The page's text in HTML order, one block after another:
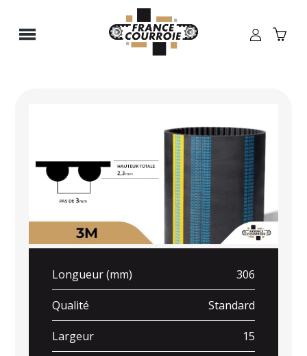
Longueur (mm) 306
Qualité Standard
Largeur 15
Panneau de gestion des cookies